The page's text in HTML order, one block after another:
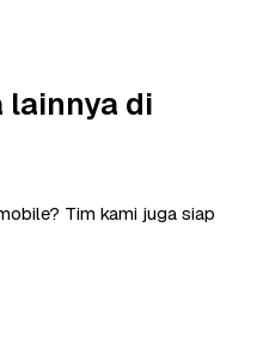
lainnya di
Tim kami juga siap